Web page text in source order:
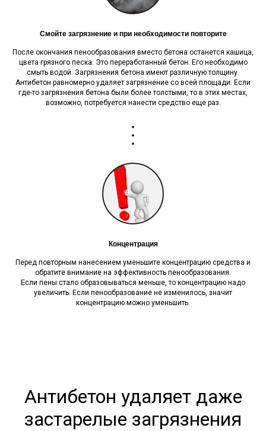
Смойте загрязнение и при необходимости повторите
После окончания пенообразования вместо бетона останется кашица,
цвета грязного песка. Это переработанный бетон. Его необходимо
смыть водой. Загрязнения бетона имеют различную толщину.
Антибетон равномерно удаляет загрязнение со всей площади. Если
где-то загрязнения бетона были более толстыми, то в этих местах,
возможно, потребуется нанести средство еще раз.
Концентрация
Перед повторным нанесением уменьшите концентрацию средства и
обратите внимание на эффективность пенообразования.
Если пены стало образовываться меньше, то концентрацию надо
увеличить. Если пенообразование не изменилось, значит
концентрацию можно уменьшить.
Антибетон удаляет даже
застарелые загрязнения